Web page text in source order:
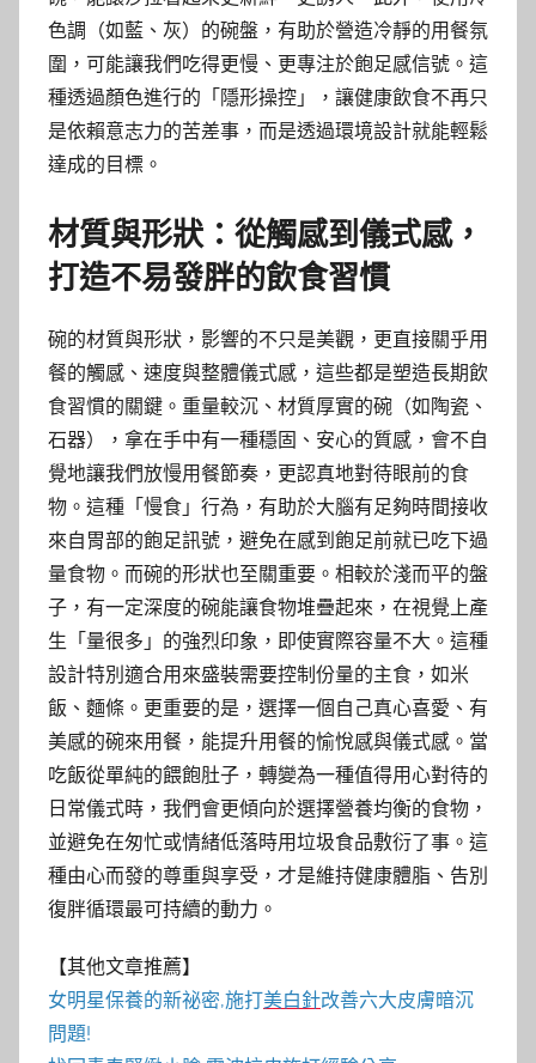
色調（如藍、灰）的碗盤，有助於營造冷靜的用餐氛
圍，可能讓我們吃得更慢、更專注於飽足感信號。這
種透過顏色進行的「隱形操控」，讓健康飲食不再只
是依賴意志力的苦差事，而是透過環境設計就能輕鬆
達成的目標。
材質與形狀：從觸感到儀式感，
打造不易發胖的飲食習慣
碗的材質與形狀，影響的不只是美觀，更直接關乎用
餐的觸感、速度與整體儀式感，這些都是塑造長期飲
食習慣的關鍵。重量較沉、材質厚實的碗（如陶瓷、
石器），拿在手中有一種穩固、安心的質感，會不自
覺地讓我們放慢用餐節奏，更認真地對待眼前的食
物。這種「慢食」行為，有助於大腦有足夠時間接收
來自胃部的飽足訊號，避免在感到飽足前就已吃下過
量食物。而碗的形狀也至關重要。相較於淺而平的盤
子，有一定深度的碗能讓食物堆疊起來，在視覺上產
生「量很多」的強烈印象，即使實際容量不大。這種
設計特別適合用來盛裝需要控制份量的主食，如米
飯、麵條。更重要的是，選擇一個自己真心喜愛、有
美感的碗來用餐，能提升用餐的愉悅感與儀式感。當
吃飯從單純的餵飽肚子，轉變為一種值得用心對待的
日常儀式時，我們會更傾向於選擇營養均衡的食物，
並避免在匆忙或情緒低落時用垃圾食品敷衍了事。這
種由心而發的尊重與享受，才是維持健康體脂、告別
復胖循環最可持續的動力。
【其他文章推薦】
女明星保養的新祕密,施打美白針改善六大皮膚暗沉
問題!